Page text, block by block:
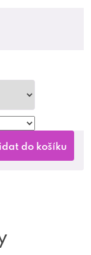
do košíku